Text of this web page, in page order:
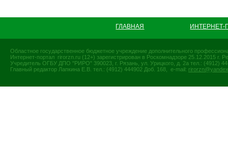
ГЛАВНАЯ
Областное государственное бюджетное учреждение дополнительного
Интернет-портал rirorzn.ru (12+) зарегистрирован в Роскомнадзоре 25.12.2015
Учредитель ОГБУ ДПО "РИРО" 390023, г. Рязань, ул. Урицкого, д. 2а тел.: (4912)
Главный редактор Лапкина Е.В. тел.: (4912) 444902 Доб. 168, e-mail: